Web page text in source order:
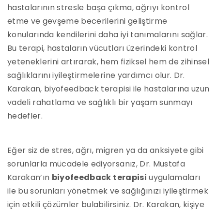
hastalarının stresle başa çıkma, ağrıyı kontrol
etme ve gevşeme becerilerini geliştirme
konularında kendilerini daha iyi tanımalarını sağlar.
Bu terapi, hastaların vücutları üzerindeki kontrol
yeteneklerini artırarak, hem fiziksel hem de zihinsel
sağlıklarını iyileştirmelerine yardımcı olur. Dr.
Karakan, biyofeedback terapisi ile hastalarına uzun
vadeli rahatlama ve sağlıklı bir yaşam sunmayı
hedefler.
Eğer siz de stres, ağrı, migren ya da anksiyete gibi
sorunlarla mücadele ediyorsanız, Dr. Mustafa
Karakan’ın biyofeedback terapisi uygulamaları
ile bu sorunları yönetmek ve sağlığınızı iyileştirmek
için etkili çözümler bulabilirsiniz. Dr. Karakan, kişiye